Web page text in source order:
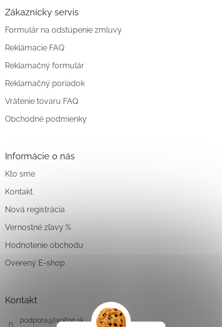
Zákaznícky servis
Formulár na odstúpenie zmluvy
Reklámacie FAQ
Reklamačný formulár
Reklamačný poriadok
Vrátenie tovaru FAQ
Obchodné podmienky
Informácie o nás
Kto sme
Kontakt
Nová registrácia
Vernostné zľavy %
Hodnotenie obchodu
Overený E-shop
Kontakt
podpora@tvojfon.sk